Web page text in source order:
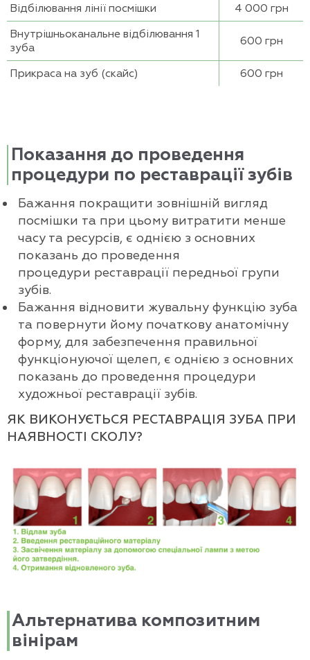
Відбілювання лінії посмішки
4 000 грн
Внутрішньоканальне відбілювання 1
зуба
600 грн
Прикраса на зуб (скайс) 600 грн
Показання до проведення
процедури по реставрації зубів
Бажання покращити зовнішній вигляд
посмішки та при цьому витратити менше
часу та ресурсів, є однією з основних
показань до проведення
процедури реставрації передньої групи
зубів.
Бажання відновити жувальну функцію зуба
та повернути йому початкову анатомічну
форму, для забезпечення правильної
функціонуючої щелеп, є однією з основних
показань до проведення процедури
художньої реставрації зубів.
ЯК ВИКОНУЄТЬСЯ РЕСТАВРАЦІЯ ЗУБА ПРИ
НАЯВНОСТІ СКОЛУ?
Альтернатива композитним
вінірам